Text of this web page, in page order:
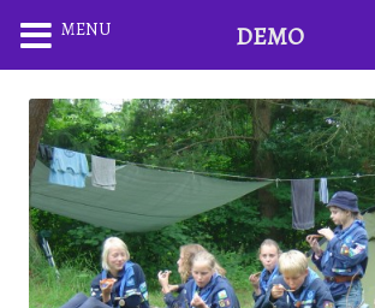
MENU DEMO